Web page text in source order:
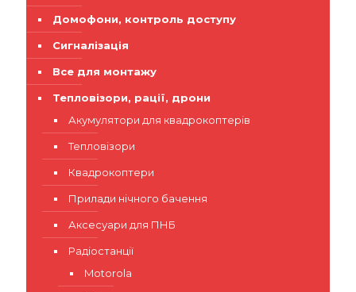
Домофони, контроль доступу
Сигналізація
Все для монтажу
Тепловізори, рації, дрони
Акумулятори для квадрокоптерів
Тепловізори
Квадрокоптери
Прилади нічного бачення
Аксесуари для ПНБ
Радіостанції
Motorola